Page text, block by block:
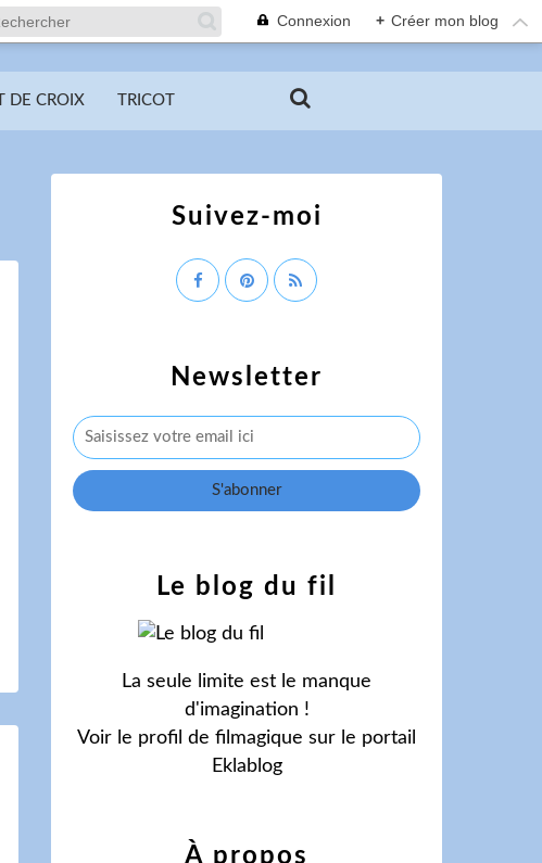
Connexion + Créer mon blog
DE CROIX TRICOT
Newsletter
Le blog du fil
La seule limite est le manque
d'imagination !
Voir le profil de filmagique sur le portail
Eklablog
Suivez-moi
À propos